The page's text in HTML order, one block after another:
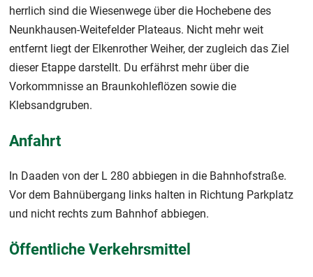
herrlich sind die Wiesenwege über die Hochebene des
Neunkhausen-Weitefelder Plateaus. Nicht mehr weit
entfernt liegt der Elkenrother Weiher, der zugleich das Ziel
dieser Etappe darstellt. Du erfährst mehr über die
Vorkommnisse an Braunkohleflözen sowie die
Klebsandgruben.
Anfahrt
In Daaden von der L 280 abbiegen in die Bahnhofstraße.
Vor dem Bahnübergang links halten in Richtung Parkplatz
und nicht rechts zum Bahnhof abbiegen.
Öffentliche Verkehrsmittel